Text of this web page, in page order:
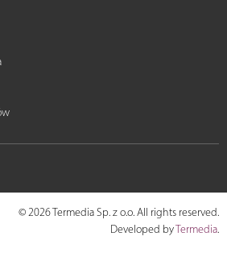
© 2026 Termedia Sp. z o.o. All rights reserved.
Developed byTermedia.